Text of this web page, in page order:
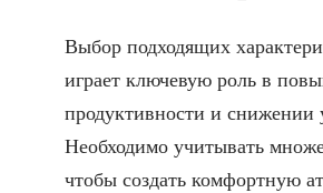
Выбор подходящих
играет ключевую роль в
продуктивности и снижении
Необходимо учитывать
чтобы создать комфортную